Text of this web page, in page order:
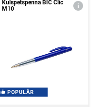
Kulspetspenna BIC Clic
M10
POPULÄR